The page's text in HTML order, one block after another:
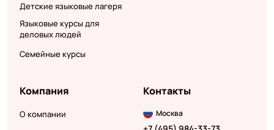
Детские языковые лагеря
Языковые курсы для
деловых людей
Семейные курсы
Компания
О компании
Контакты
Москва